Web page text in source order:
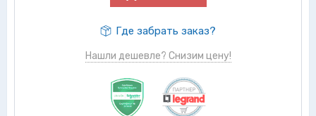
Где забрать заказ?
Нашли дешевле? Снизим цену!